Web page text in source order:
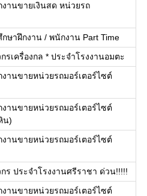
านขายเงินสด หน่วยรถ
ษาฝึกงาน / พนักงาน Part Time
รเครื่องกล * ประจำโรงงานอมตะ
านขายหน่วยรถมอร์เตอร์ไซต์
านขายหน่วยรถมอร์เตอร์ไซต์
น)
านขายหน่วยรถมอร์เตอร์ไซต์
ร ประจำโรงงานศรีราชา ด่วน!!!!!
านขายหน่วยรถมอร์เตอร์ไซต์